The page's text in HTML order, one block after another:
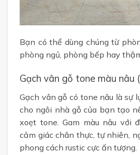
Bạn có thể dùng chúng từ
phòng ngủ, phòng bếp hay
Gạch vân gỗ tone màu nâu
Gạch vân gỗ có tone nâu là sự
cho ngôi nhà gỗ của bạn tạo
xoẹt tone. Gam màu nâu với
cảm giác chân thực, tự nhiên,
phong cách rustic cực ấn tượng.